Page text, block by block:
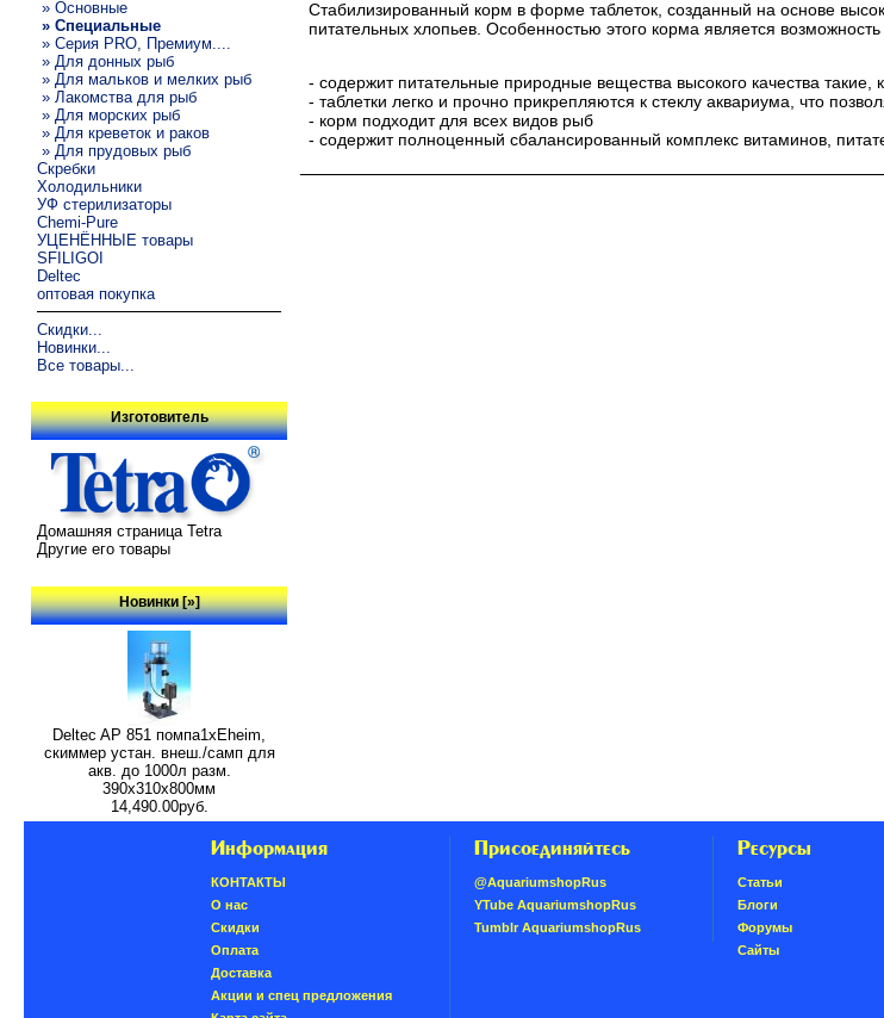
» Основные
» Специальные
» Серия PRO, Премиум....
» Для донных рыб
» Для мальков и мелких рыб
» Лакомства для рыб
» Для морских рыб
» Для креветок и раков
» Для прудовых рыб
Скребки
Холодильники
УФ стерилизаторы
Chemi-Pure
УЦЕНЁННЫЕ товары
SFILIGOI
Deltec
оптовая покупка
Скидки...
Новинки...
Все товары...
Изготовитель
Домашняя страница Tetra
Другие его товары
Новинки [»]
Deltec AP 851 помпа1xEheim,
скиммер устан. внеш./самп для
акв. до 1000л разм.
390х310х800мм
14,490.00руб.
Стабилизированный корм в форме таблеток, созданный на основе
питательных хлопьев. Особенностью этого корма является
- содержит питательные природные вещества высокого качества
- таблетки легко и прочно прикрепляются к стеклу аквариума, что
- корм подходит для всех видов рыб
- содержит полноценный сбалансированный комплекс витаминов,
Информация
КОНТАКТЫ
О нас
Скидки
Oплатa
Доставка
Акции и спец предложения
Присоединяйтесь
@AquariumshopRus
YTube AquariumshopRus
Tumblr AquariumshopRus
Ресурсы
Статьи
Блоги
Форумы
Сайты